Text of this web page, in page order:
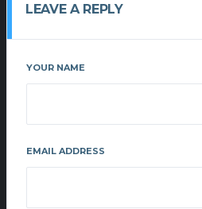
LEAVE A REPLY
YOUR NAME
EMAIL ADDRESS